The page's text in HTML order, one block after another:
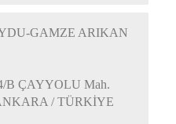
GAMZE ARIKAN
B ÇAYYOLU Mah.
/ TÜRKİYE